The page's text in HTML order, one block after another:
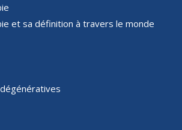
et sa définition à travers le monde